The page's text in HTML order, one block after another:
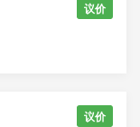
议价
议价